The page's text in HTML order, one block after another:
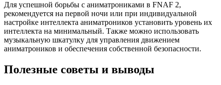
Для успешной борьбы с аниматрониками в FNAF 2,
рекомендуется на первой ночи или при индивидуальной
настройке интеллекта аниматроников установить уровень их
интеллекта на минимальный. Также можно использовать
музыкальную шкатулку для управления движением
аниматроников и обеспечения собственной безопасности.
Полезные советы и выводы